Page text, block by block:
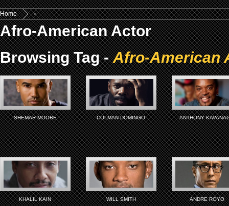
Home »
Afro-American Actor
Browsing Tag -Afro-American
SHEMAR MOORE COLMAN DOMINGO ANTHONY
KHALIL KAIN WILL SMITH ANDRE ROYO